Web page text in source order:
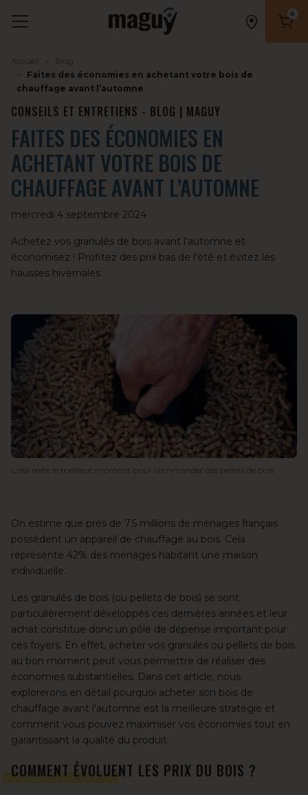
0
Accueil
Blog
Faites des économies en achetant votre bois de
chauffage avant l’automne
CONSEILS ET ENTRETIENS - BLOG | MAGUY
FAITES DES ÉCONOMIES EN
ACHETANT VOTRE BOIS DE
CHAUFFAGE AVANT L’AUTOMNE
mercredi 4 septembre 2024
Achetez vos granulés de bois avant l'automne et
économisez ! Profitez des prix bas de l'été et évitez les
hausses hivernales
L'été reste le meilleur moment pour commander des pellets de bois
On estime que près de 7.5 millions de ménages français
possèdent un appareil de chauffage au bois. Cela
représente 42% des ménages habitant une maison
individuelle.
Les granulés de bois (ou pellets de bois) se sont
particulièrement développés ces dernières années et leur
achat constitue donc un pôle de dépense important pour
ces foyers. En effet, acheter vos granulés ou pellets de bois
au bon moment peut vous permettre de réaliser des
économies substantielles. Dans cet article, nous
explorerons en détail pourquoi acheter son bois de
chauffage avant l'automne est la meilleure stratégie et
comment vous pouvez maximiser vos économies tout en
garantissant la qualité du produit.
COMMENT ÉVOLUENT LES PRIX DU BOIS ?